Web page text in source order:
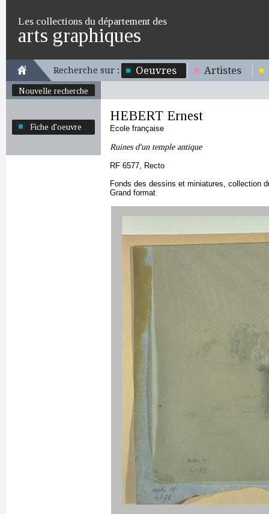
Les collections du département des
arts graphiques
Recherche sur : Oeuvres Artistes
Nouvelle recherche
Fiche d'oeuvre
HEBERT Ernest
Ecole française
Ruines d'un temple antique
RF 6577, Recto
Fonds des dessins et miniatures, collection
Grand format